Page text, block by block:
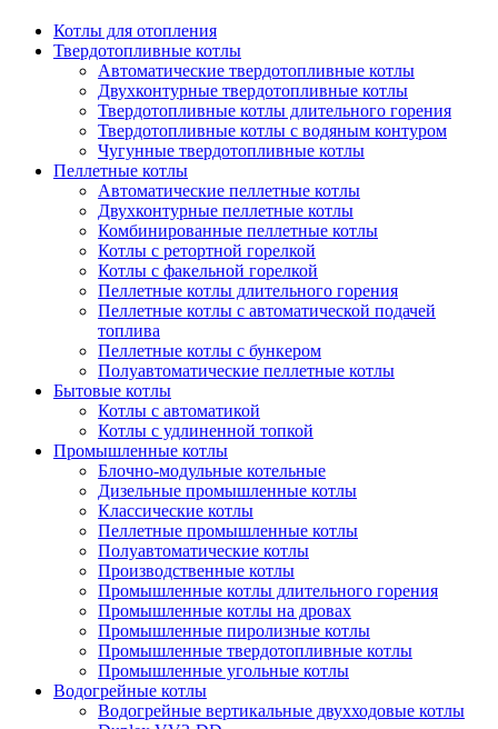
Котлы для отопления
Твердотопливные котлы
Автоматические твердотопливные котлы
Двухконтурные твердотопливные котлы
Твердотопливные котлы длительного горения
Твердотопливные котлы с водяным контуром
Чугунные твердотопливные котлы
Пеллетные котлы
Автоматические пеллетные котлы
Двухконтурные пеллетные котлы
Комбинированные пеллетные котлы
Котлы с ретортной горелкой
Котлы с факельной горелкой
Пеллетные котлы длительного горения
Пеллетные котлы с автоматической подачей
топлива
Пеллетные котлы с бункером
Полуавтоматические пеллетные котлы
Бытовые котлы
Котлы с автоматикой
Котлы с удлиненной топкой
Промышленные котлы
Блочно-модульные котельные
Дизельные промышленные котлы
Классические котлы
Пеллетные промышленные котлы
Полуавтоматические котлы
Производственные котлы
Промышленные котлы длительного горения
Промышленные котлы на дровах
Промышленные пиролизные котлы
Промышленные твердотопливные котлы
Промышленные угольные котлы
Водогрейные котлы
Водогрейные вертикальные двухходовые котлы